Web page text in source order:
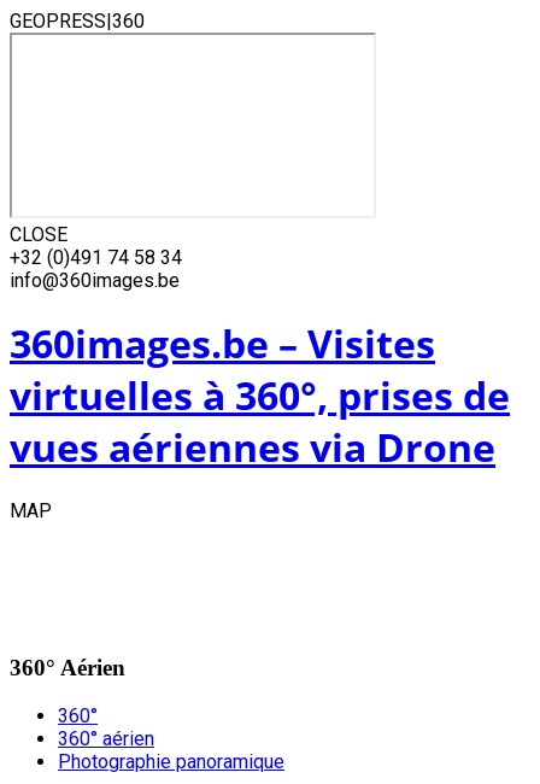
GEOPRESS|360
CLOSE
Skip
to
+32 (0)491 74 58 34
info@360images.be
360images.be – Visites
virtuelles à 360°, prises de
vues aériennes via Drone
MAP
360° Aérien
360°
360° aérien
Photographie panoramique